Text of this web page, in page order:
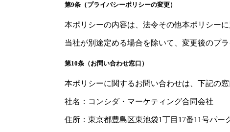
第9条（プライバシーポリシーの変更）
本ポリシーの内容は、法令その他本ポリシー
当社が別途定める場合を除いて、変更後のプ
第10条（お問い合わせ窓口）
本ポリシーに関するお問い合わせは、下記の窓
社名：コンシダ・マーケティング合同会社
住所：東京都豊島区東池袋1丁目17番11号パー